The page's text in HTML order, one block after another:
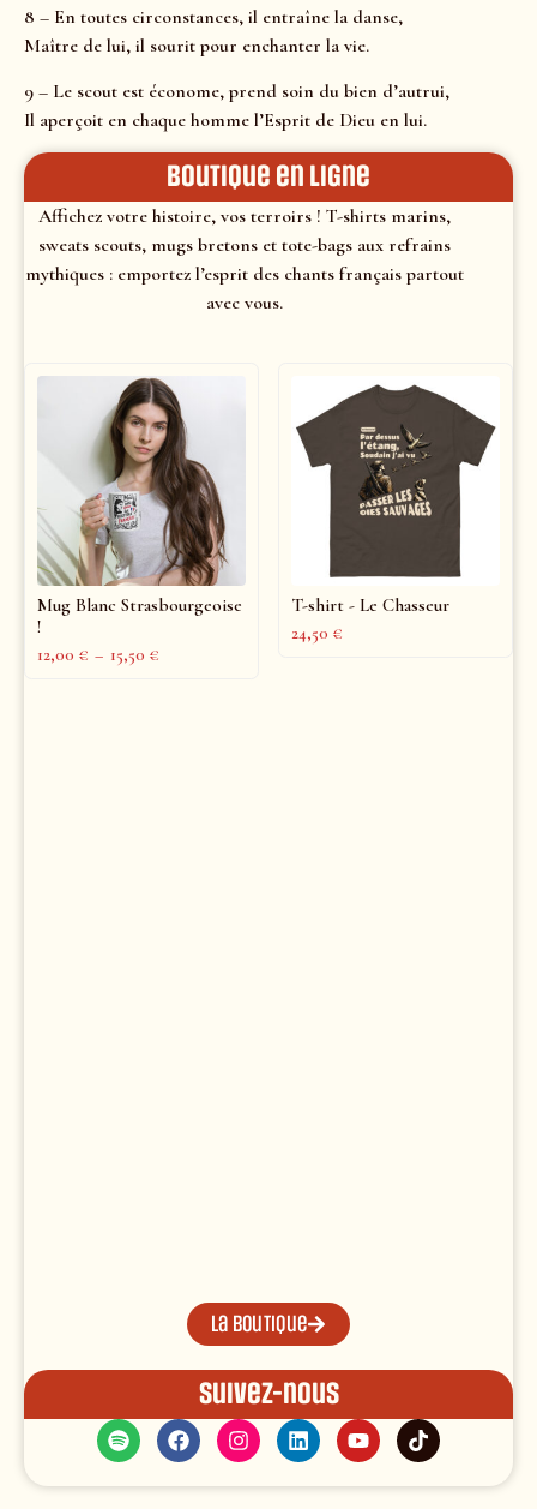
8 – En toutes circonstances, il entraîne la danse,
Maître de lui, il sourit pour enchanter la vie.
9 – Le scout est économe, prend soin du bien d’autrui,
Il aperçoit en chaque homme l’Esprit de Dieu en lui.
Boutique en ligne
Affichez votre histoire, vos terroirs ! T-shirts marins,
sweats scouts, mugs bretons et tote-bags aux refrains
mythiques : emportez l’esprit des chants français partout
avec vous.
Mug Blanc Strasbourgeoise
!
12,00 € – 15,50 €
T-shirt - Le Chasseur
24,50 €
La boutique
Suivez-nous